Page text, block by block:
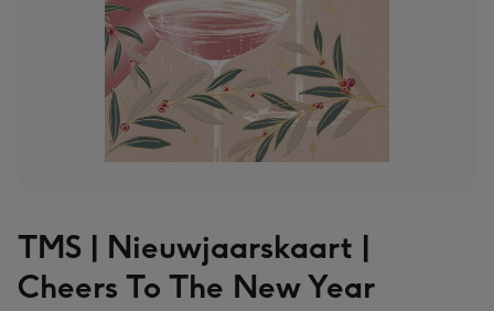
TMS | Nieuwjaarskaart |
Cheers To The New Year